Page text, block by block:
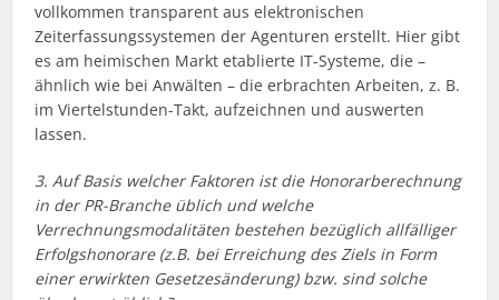
vollkommen transparent aus elektronischen
Zeiterfassungssystemen der Agenturen erstellt. Hier gibt
es am heimischen Markt etablierte IT-Systeme, die –
ähnlich wie bei Anwälten – die erbrachten Arbeiten, z. B.
im Viertelstunden-Takt, aufzeichnen und auswerten
lassen.
3. Auf Basis welcher Faktoren ist die Honorarberechnung
in der PR-Branche üblich und welche
Verrechnungsmodalitäten bestehen bezüglich allfälliger
Erfolgshonorare (z.B. bei Erreichung des Ziels in Form
einer erwirkten Gesetzesänderung) bzw. sind solche